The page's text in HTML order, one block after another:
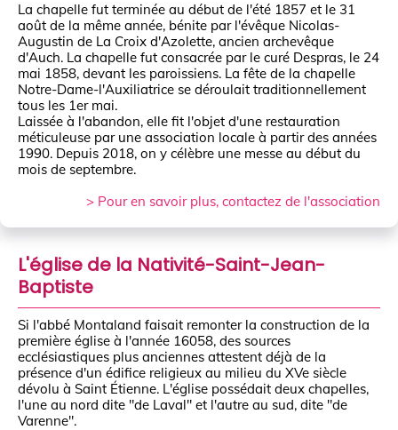
La chapelle fut terminée au début de l'été 1857 et le 31
août de la même année, bénite par l'évêque Nicolas-
Augustin de La Croix d'Azolette, ancien archevêque
d'Auch. La chapelle fut consacrée par le curé Despras, le 24
mai 1858, devant les paroissiens. La fête de la chapelle
Notre-Dame-l'Auxiliatrice se déroulait traditionnellement
tous les 1er mai.
Laissée à l'abandon, elle fit l'objet d'une restauration
méticuleuse par une association locale à partir des années
1990. Depuis 2018, on y célèbre une messe au début du
mois de septembre.
> Pour en savoir plus, contactez de l'association
L'église de la Nativité-Saint-Jean-
Baptiste
Si l'abbé Montaland faisait remonter la construction de la
première église à l'année 16058, des sources
ecclésiastiques plus anciennes attestent déjà de la
présence d'un édifice religieux au milieu du XVe siècle
dévolu à Saint Étienne. L'église possédait deux chapelles,
l'une au nord dite "de Laval" et l'autre au sud, dite "de
Varenne".